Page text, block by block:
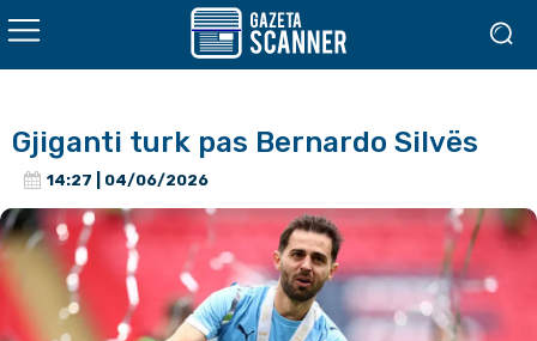
Gjiganti turk pas Bernardo Silvës
14:27 | 04/06/2026